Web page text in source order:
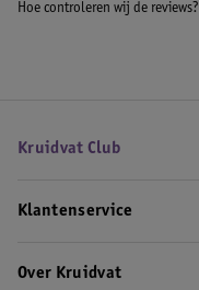
Hoe controleren wij de reviews?
Kruidvat Club
Klantenservice
Over Kruidvat